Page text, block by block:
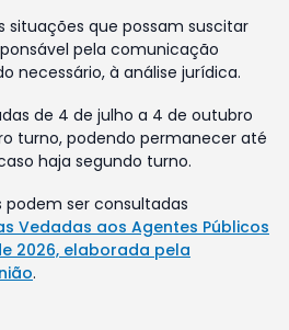
situações que possam suscitar
pela comunicação
necessário, à análise jurídica.
de 4 de julho a 4 de outubro
turno, podendo permanecer até
haja segundo turno.
ser consultadas
Vedadas aos Agentes Públicos
2026, elaborada pela
.